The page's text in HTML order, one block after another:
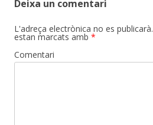
Deixa un comentari
L'adreça electrònica no es publicarà.
estan marcats amb *
Comentari